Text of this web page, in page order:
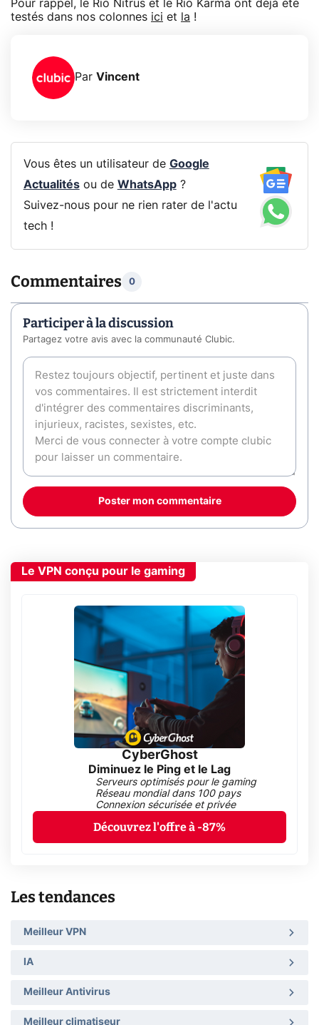
Pour rappel, le Rio Nitrus et le Rio Karma ont déjà été
testés dans nos colonnes ici et la !
Par Vincent
Vous êtes un utilisateur de Google
Actualitésou de WhatsApp?
Suivez-nous pour ne rien rater de l'actu
tech !
Commentaires 0
Participer à la discussion
Partagez votre avis avec la communauté Clubic.
Poster mon commentaire
Le VPN conçu pour le gaming
CyberGhost
Diminuez le Ping et le Lag
Serveurs optimisés pour le gaming
Réseau mondial dans 100 pays
Connexion sécurisée et privée
Découvrez l'offre à -87%
Les tendances
Meilleur VPN
IA
Meilleur Antivirus
Meilleur climatiseur